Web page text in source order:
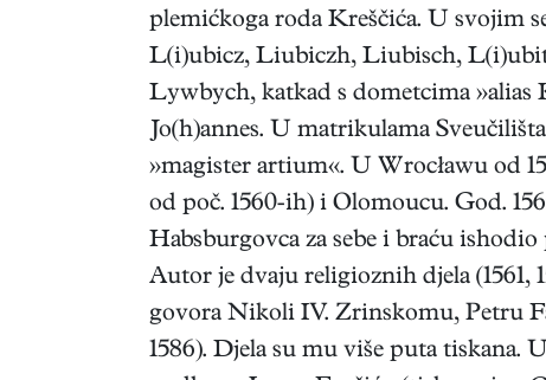
plemićkoga roda Kreščića. U svojim
L(i)ubicz, Liubiczh, Liubisch,
Lywbych, katkad s dometcima »alias
Jo(h)annes. U matrikulama
»magister artium«. U Wrocławu od
od poč. 1560-ih) i Olomoucu. God.
Habsburgovca za sebe i braću
Autor je dvaju religioznih djela
govora Nikoli IV. Zrinskomu, Petru
1586). Djela su mu više puta tiskana.